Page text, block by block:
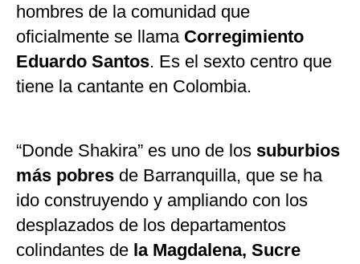
hombres de la comunidad que
oficialmente se llama Corregimiento
Eduardo Santos. Es el sexto centro que
tiene la cantante en Colombia.
“Donde Shakira” es uno de los suburbios
más pobres de Barranquilla, que se ha
ido construyendo y ampliando con los
desplazados de los departamentos
colindantes de la Magdalena, Sucre